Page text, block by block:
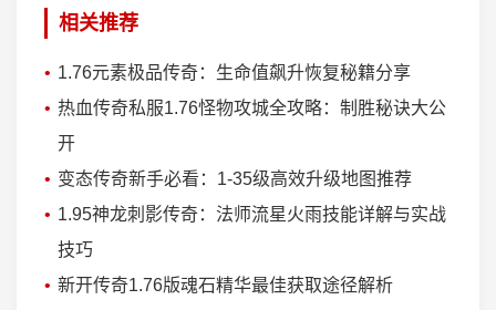
相关推荐
1.76元素极品传奇：生命值飙升恢复秘籍分享
热血传奇私服1.76怪物攻城全攻略：制胜秘诀大公
开
变态传奇新手必看：1-35级高效升级地图推荐
1.95神龙刺影传奇：法师流星火雨技能详解与实战
技巧
新开传奇1.76版魂石精华最佳获取途径解析